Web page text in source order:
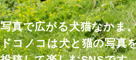
写真で広がる犬猫なかま
ドコノコは犬と猫の写真